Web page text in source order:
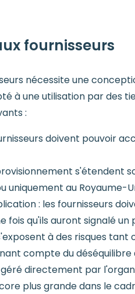
fournisseurs
nécessite une
à une utilisation par des
:
doivent pouvoir
s'étendent
uniquement au
: les fournisseurs
fois qu'ils auront signalé un
à des risques
compte du
directement par
plus grande dans le